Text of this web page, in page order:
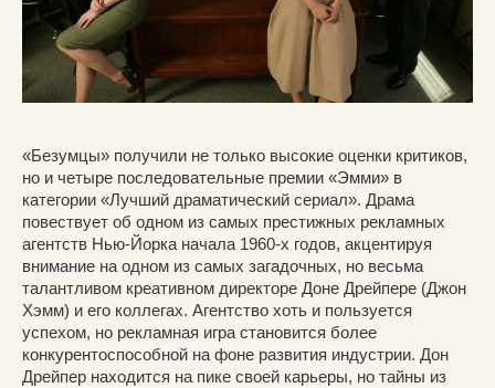
«Безумцы» получили не только высокие оценки критиков,
но и четыре последовательные премии «Эмми» в
категории «Лучший драматический сериал». Драма
повествует об одном из самых престижных рекламных
агентств Нью-Йорка начала 1960-х годов, акцентируя
внимание на одном из самых загадочных, но весьма
талантливом креативном директоре Доне Дрейпере (Джон
Хэмм) и его коллегах. Агентство хоть и пользуется
успехом, но рекламная игра становится более
конкурентоспособной на фоне развития индустрии. Дон
Дрейпер находится на пике своей карьеры, но тайны из